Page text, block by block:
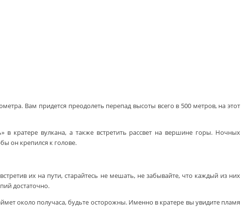
Вам придется преодолеть перепад высоты всего в 500 метров, на этот
кратере вулкана, а также встретить рассвет на вершине горы. Ночных
он крепился к голове.
их на пути, старайтесь не мешать, не забывайте, что каждый из них
достаточно.
около получаса, будьте осторожны. Именно в кратере вы увидите пламя